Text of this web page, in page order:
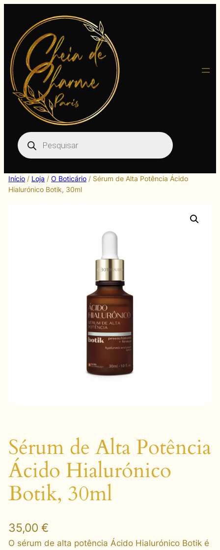
conteúdo
Pesquisar
produtos
Início/ Loja / O Boticário/ Sérum de Alta Potência Ácido
Hialurónico Botik, 30ml
Sérum de Alta Potência
Ácido Hialurónico
Botik, 30ml
35,00 €
O sérum de alta potência Ácido Hialurónico Botik é